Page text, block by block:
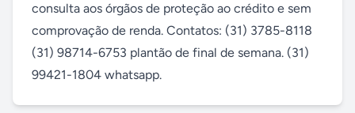
consulta aos órgãos de proteção ao crédito e sem
comprovação de renda. Contatos: (31) 3785-8118
(31) 98714-6753 plantão de final de semana. (31)
99421-1804 whatsapp.